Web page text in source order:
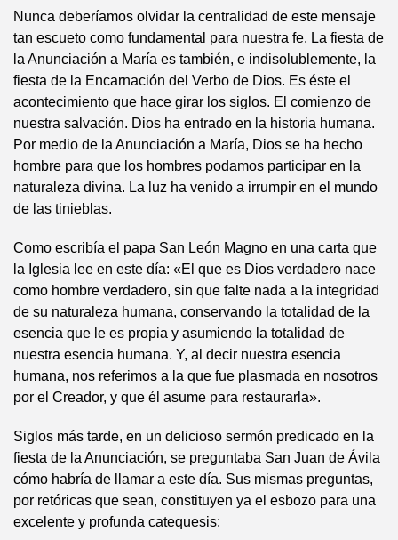
Nunca deberíamos olvidar la centralidad de este mensaje
tan escueto como fundamental para nuestra fe. La fiesta de
la Anunciación a María es también, e indisolublemente, la
fiesta de la Encarnación del Verbo de Dios. Es éste el
acontecimiento que hace girar los siglos. El comienzo de
nuestra salvación. Dios ha entrado en la historia humana.
Por medio de la Anunciación a María, Dios se ha hecho
hombre para que los hombres podamos participar en la
naturaleza divina. La luz ha venido a irrumpir en el mundo
de las tinieblas.
Como escribía el papa San León Magno en una carta que
la Iglesia lee en este día: «El que es Dios verdadero nace
como hombre verdadero, sin que falte nada a la integridad
de su naturaleza humana, conservando la totalidad de la
esencia que le es propia y asumiendo la totalidad de
nuestra esencia humana. Y, al decir nuestra esencia
humana, nos referimos a la que fue plasmada en nosotros
por el Creador, y que él asume para restaurarla».
Siglos más tarde, en un delicioso sermón predicado en la
fiesta de la Anunciación, se preguntaba San Juan de Ávila
cómo habría de llamar a este día. Sus mismas preguntas,
por retóricas que sean, constituyen ya el esbozo para una
excelente y profunda catequesis: